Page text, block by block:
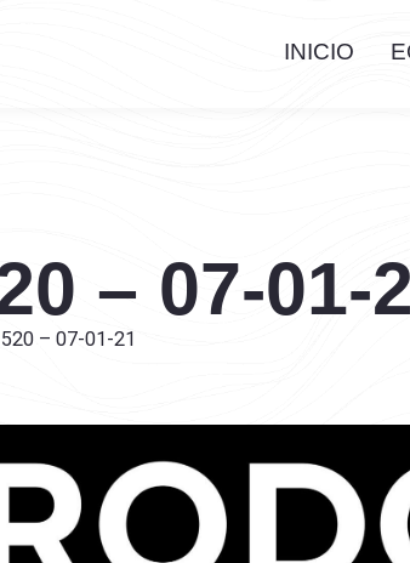
INICIO
– 07-01-
– 07-01-21